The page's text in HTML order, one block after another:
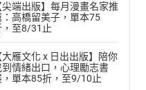
尖端出版】每月漫畫名家推
：高橋留美子，單本75
，至8/31止
大雁文化 x 日出出版】陪你
到情緒出口，心理勵志書
，單本85折，至9/10止